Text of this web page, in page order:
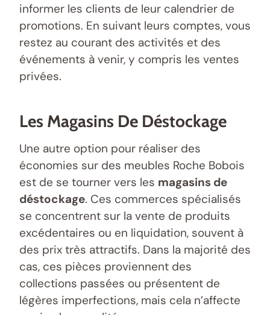
informer les clients de leur calendrier de
promotions. En suivant leurs comptes, vous
restez au courant des activités et des
événements à venir, y compris les ventes
privées.
Les Magasins De Déstockage
Une autre option pour réaliser des
économies sur des meubles Roche Bobois
est de se tourner vers les magasins de
déstockage. Ces commerces spécialisés
se concentrent sur la vente de produits
excédentaires ou en liquidation, souvent à
des prix très attractifs. Dans la majorité des
cas, ces pièces proviennent des
collections passées ou présentent de
légères imperfections, mais cela n’affecte